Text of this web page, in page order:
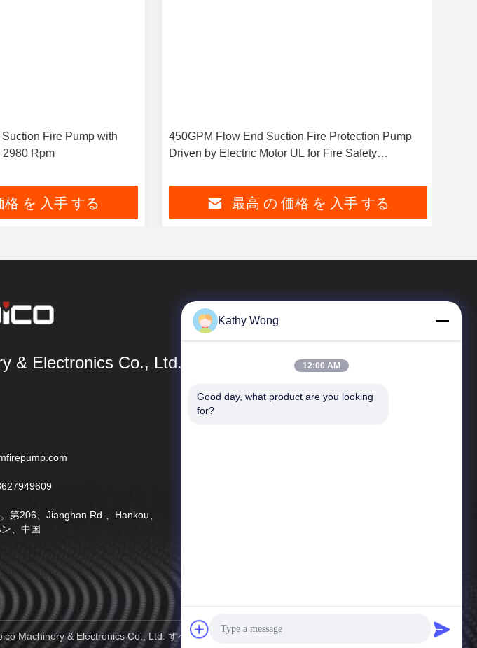
Fire Pump with
Rpm
格 を 入手 する
450GPM Flow End Suction Fire Protection Pump
Driven by Electric Motor UL for Fire Safety
最高 の 価格 を 入手 する
& Electronics Co., Ltd.
第206、Jianghan Rd.、Hankou、
、中国
簡単なリンク
Machinery & Electronics Co., Ltd. すべての権利は保護されています.
Kathy Wong
12:00 AM
Good day, what product are you looking
for?